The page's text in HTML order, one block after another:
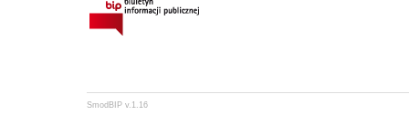
SmodBIP v.1.16